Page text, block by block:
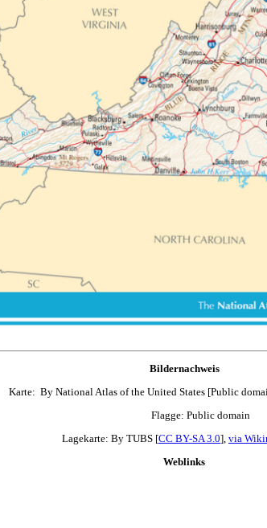
Bildernachweis
Karte: By National Atlas of the United States [Public
Flagge: Public domain
Lagekarte: By TUBS [CC BY-SA 3.0], via
Weblinks